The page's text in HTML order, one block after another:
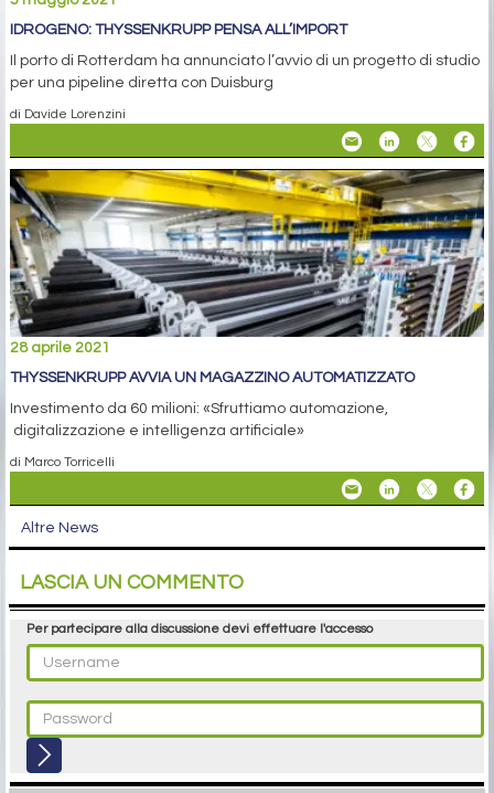
IDROGENO: THYSSENKRUPP PENSA ALL’IMPORT
Il porto di Rotterdam ha annunciato l’avvio di un progetto di studio
per una pipeline diretta con Duisburg
di Davide Lorenzini
28 aprile 2021
THYSSENKRUPP AVVIA UN MAGAZZINO AUTOMATIZZATO
Investimento da 60 milioni: «Sfruttiamo automazione,
digitalizzazione e intelligenza artificiale»
di Marco Torricelli
Altre News
LASCIA UN COMMENTO
Per partecipare alla discussione devi effettuare l'accesso